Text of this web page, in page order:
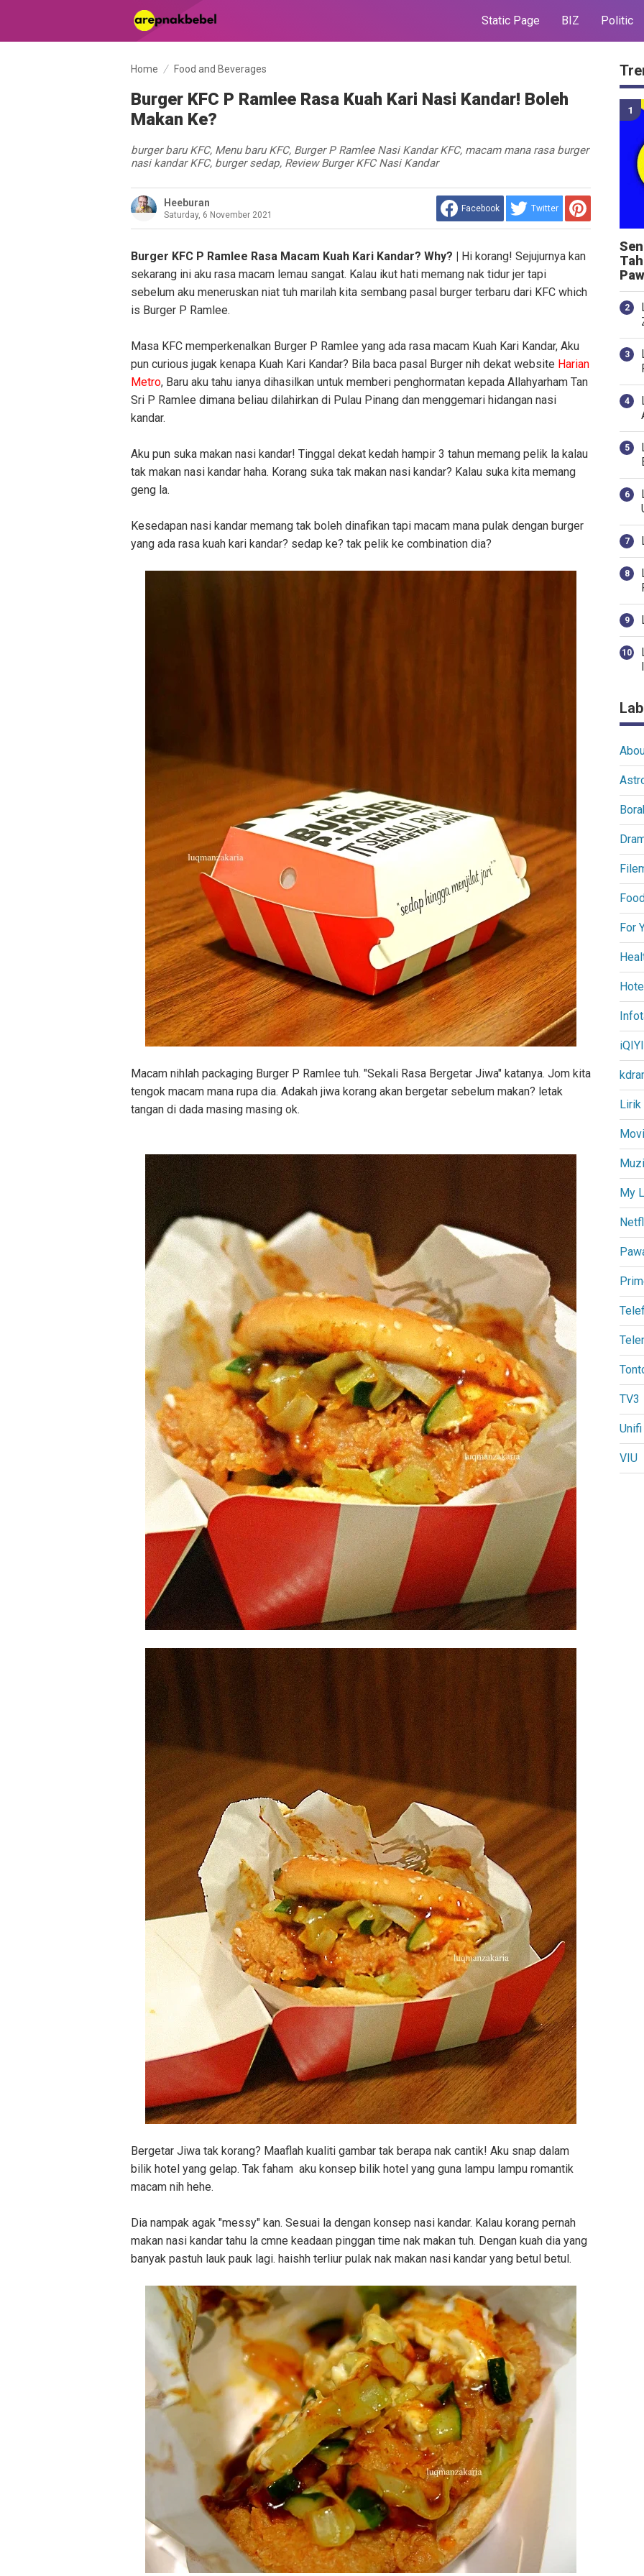
Static Page BIZ Politic
Home Food and Beverages
Burger KFC P Ramlee Rasa Kuah Kari Nasi Kandar! Boleh
Makan Ke?
burger baru KFC, Menu baru KFC, Burger P Ramlee Nasi Kandar KFC, macam mana rasa burger
nasi kandar KFC, burger sedap, Review Burger KFC Nasi Kandar
Heeburan
Saturday, 6 November 2021
Facebook Twitter
Burger KFC P Ramlee Rasa Macam Kuah Kari Kandar? Why? | Hi korang! Sejujurnya kan
sekarang ini aku rasa macam lemau sangat. Kalau ikut hati memang nak tidur jer tapi
sebelum aku meneruskan niat tuh marilah kita sembang pasal burger terbaru dari KFC which
is Burger P Ramlee.
Masa KFC memperkenalkan Burger P Ramlee yang ada rasa macam Kuah Kari Kandar, Aku
pun curious jugak kenapa Kuah Kari Kandar? Bila baca pasal Burger nih dekat website Harian
Metro, Baru aku tahu ianya dihasilkan untuk memberi penghormatan kepada Allahyarham Tan
Sri P Ramlee dimana beliau dilahirkan di Pulau Pinang dan menggemari hidangan nasi
kandar.
Aku pun suka makan nasi kandar! Tinggal dekat kedah hampir 3 tahun memang pelik la kalau
tak makan nasi kandar haha. Korang suka tak makan nasi kandar? Kalau suka kita memang
geng la.
Kesedapan nasi kandar memang tak boleh dinafikan tapi macam mana pulak dengan burger
yang ada rasa kuah kari kandar? sedap ke? tak pelik ke combination dia?
Macam nihlah packaging Burger P Ramlee tuh. "Sekali Rasa Bergetar Jiwa" katanya. Jom kita
tengok macam mana rupa dia. Adakah jiwa korang akan bergetar sebelum makan? letak
tangan di dada masing masing ok.
Bergetar Jiwa tak korang? Maaflah kualiti gambar tak berapa nak cantik! Aku snap dalam
bilik hotel yang gelap. Tak faham aku konsep bilik hotel yang guna lampu lampu romantik
macam nih hehe.
Dia nampak agak "messy" kan. Sesuai la dengan konsep nasi kandar. Kalau korang pernah
makan nasi kandar tahu la cmne keadaan pinggan time nak makan tuh. Dengan kuah dia yang
banyak pastuh lauk pauk lagi. haishh terliur pulak nak makan nasi kandar yang betul betul.
For
iQIYI
Lirik
My
TV3
Unifi
VIU